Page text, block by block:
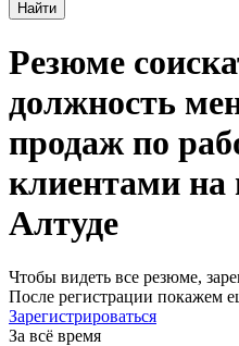
Найти
Резюме
должность
продаж по
клиентами на
Алтуде
Чтобы видеть все резюме,
После регистрации покажем
Зарегистрироваться
За всё время